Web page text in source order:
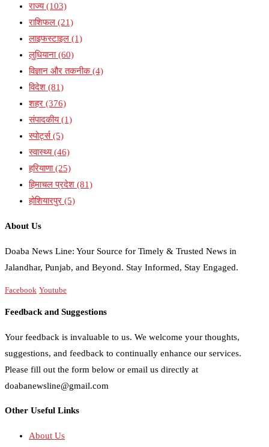
राज्य(103)
राशिफल (21)
लाइफस्टाइल (1)
लुधियाना(60)
विज्ञान और तकनीक(4)
विदेश (81)
शहर (376)
संपादकीय(1)
स्पोर्ट्स(5)
स्वास्थ्य(46)
हरियाणा(25)
हिमाचल प्रदेश (81)
होशियारपुर (5)
About Us
Doaba News Line: Your Source for Timely & Trusted News in
Jalandhar, Punjab, and Beyond. Stay Informed, Stay Engaged.
Facebook Youtube
Feedback and Suggestions
Your feedback is invaluable to us. We welcome your thoughts,
suggestions, and feedback to continually enhance our services.
Please fill out the form below or email us directly at
doabanewsline@gmail.com
Other Useful Links
About Us